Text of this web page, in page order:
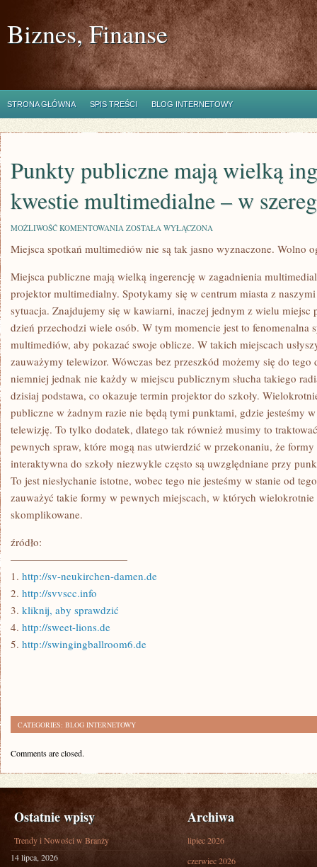
Biznes, Finanse
STRONA GŁÓWNA SPIS TREŚCI BLOG INTERNETOWY
Punkty publiczne mają wielką
kwestie multimedialne – w
MOŻLIWOŚĆ KOMENTOWANIA PUNKTY
MAJĄ
W
KWESTIE
MULTIMEDIALNE
–
W
SZEREGU
PRZYPADKÓW
ZOSTAŁA WYŁĄCZONA
Miejsca spotkań multimediów nie są tak jasno wyznaczone. Wolno
Miejsca publiczne mają wielką ingerencję w zagadnienia
projektor multimedialny. Spotykamy się w centrum miasta z
sytuacja. Znajdujemy się w kawiarni, inaczej jednym z wielu miejsc
dzień przechodzi wiele osób. W tym momencie jest to fenomenalna
multimediów, aby pokazać swoje oblicze. W takich miejscach
zauważymy telewizor. Wówczas bez przeszkód możemy się do tego
niemniej jednak nie każdy w miejscu publicznym słucha takiego
dzisiaj podstawa, co okazuje termin projektor do szkoły.
publiczne w żadnym razie nie będą tymi punktami, gdzie jesteśmy
telewizję. To tylko dodatek, dlatego tak również musimy to
pewnych spraw, które mogą nas utwierdzić w przekonaniu, że
interaktywna do szkoły niezwykle często są uwzględniane przy
To jest niesłychanie istotne, wobec tego nie jesteśmy w stanie od
zauważyć takie formy w pewnych miejscach, w których
skomplikowane.
źródło:
———————————
1. http://sv-neukirchen-damen.de
2. http://svvscc.info
3. kliknij, aby sprawdzić
4. http://sweet-lions.de
5. http://swingingballroom6.de
CATEGORIES: BLOG INTERNETOWY
Comments are closed.
Ostatnie wpisy
Trendy i Nowości w Branży
14 lipca, 2026
Archiwa
lipiec 2026
czerwiec 2026